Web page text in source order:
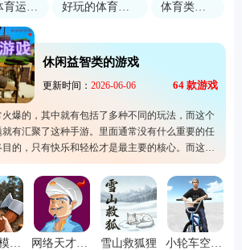
休闲益智类的游戏
更新时间： 2026-06-06 64 款游戏
爆的，其中就有包括了多种不同的玩法，而这个
有汇聚了这种手游。里面通常没有什么重要的任
的，只有快乐和轻松才是最主要的核心。而这个
人认识到这类游戏，而且还可以用来减轻自己的压
的机会。
雪山救狐狸 小轮车空间中文版